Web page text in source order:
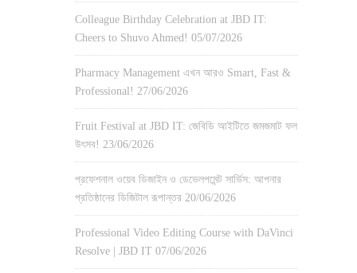
Colleague Birthday Celebration at JBD IT:
Cheers to Shuvo Ahmed! 05/07/2026
Pharmacy Management এখন আরও Smart, Fast &
Professional! 27/06/2026
Fruit Festival at JBD IT: জেবিডি আইটিতে জমজমাট ফল
উৎসব! 23/06/2026
প্রফেশনাল ওয়েব ডিজাইন ও ডেভেলপমেন্ট সার্ভিস: আপনার
প্রতিষ্ঠানের ডিজিটাল রূপান্তর 20/06/2026
Professional Video Editing Course with DaVinci
Resolve | JBD IT 07/06/2026